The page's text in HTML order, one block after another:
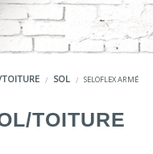
TOITURE SOL SELOFLEX ARMÉ
TOITURE